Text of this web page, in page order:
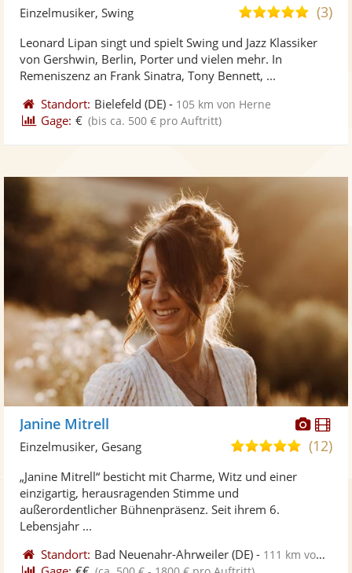
Fotos
5,0
5
(3)
Einzelmusiker, Swing
Leonard Lipan singt und spielt Swing und Jazz Klassiker
von Gershwin, Berlin, Porter und vielen mehr. In
Remeniszenz an Frank Sinatra, Tony Bennett, ...
Standort: Bielefeld (DE) - 105 km von Herne
Gage: € (bis ca. 500 € pro Auftritt)
Janine Mitrell
5,0(12)
Einzelmusiker, Gesang
„Janine Mitrell“ besticht mit Charme, Witz und einer
einzigartig, herausragenden Stimme und
außerordentlicher Bühnenpräsenz. Seit ihrem 6.
Lebensjahr ...
Standort: Bad Neuenahr-Ahrweiler (DE) - 111 km von Herne